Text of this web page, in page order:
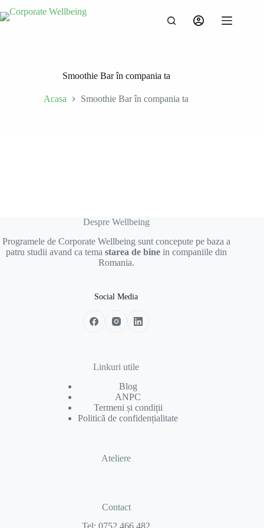
Smoothie Bar în compania ta
Acasa Smoothie Bar în compania ta
Despre Wellbeing
Programele de Corporate Wellbeing sunt concepute pe baza a
patru studii avand ca tema starea de binein companiile din
Romania.
Social Media
Linkuri utile
Blog
ANPC
Termeni și condiții
Politică de confidențialitate
Ateliere
Contact